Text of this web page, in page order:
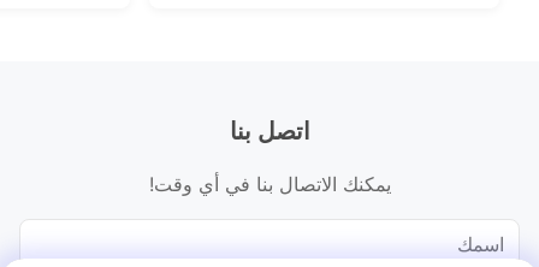
اتصل بنا
يمكنك الاتصال بنا في أي وقت!